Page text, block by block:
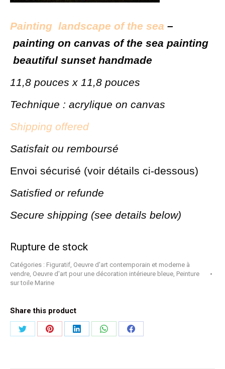
Painting landscape of the sea –
painting on canvas of the sea painting
beautiful sunset handmade
11,8 pouces x 11,8 pouces
Technique : acrylique on canvas
Shipping offered
Satisfait ou remboursé
Envoi sécurisé (voir détails ci-dessous)
Satisfied or refunde
Secure shipping (see details below)
Rupture de stock
Catégories : Figuratif Oeuvre d'art contemporain et moderne à
vendre Oeuvre d'art pour une décoration intérieure bleue Peinture
sur toile Marine
Share this product
PartagerPartagerPartagerPartagerPartager